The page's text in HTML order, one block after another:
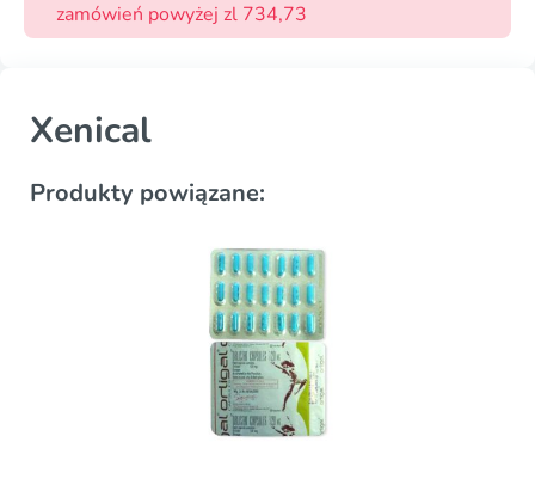
zamówień powyżej zl 734,73
Xenical
Produkty powiązane: